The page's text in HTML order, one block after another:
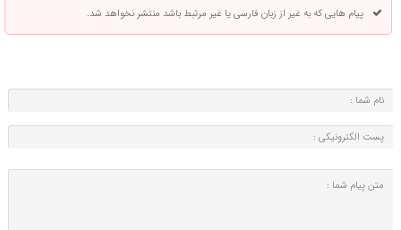
پیام هایی که به غیر از زبان فارسی یا غیر مرتبط باشد منتشر نخواهد شد.